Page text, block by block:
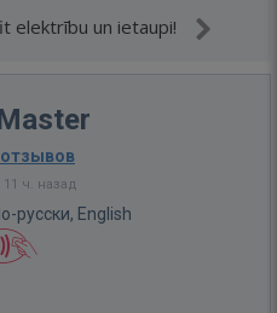
elektrību un ietaupi!
отзывов
ч. назад
русски, English